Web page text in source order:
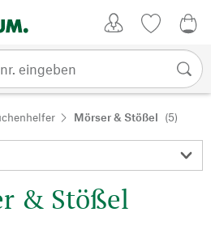
Mörser & Stößel (5)
& Stößel